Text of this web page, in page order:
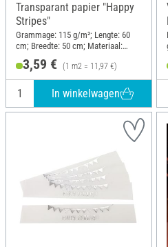
Transparant papier "Happy
Stripes"
Grammage: 115 g/m²; Lengte: 60
cm; Breedte: 50 cm; Materiaal:
Papier
3,59 € (1 m2 = 11,97 €)
In winkelwagen